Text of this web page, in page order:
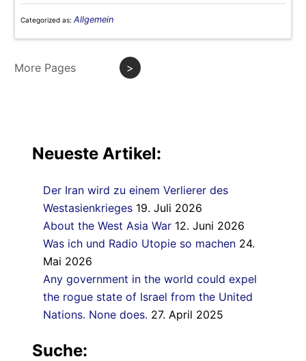
Categorized as: Allgemein
More Pages >
Neueste Artikel:
Der Iran wird zu einem Verlierer des
Westasienkrieges 19. Juli 2026
About the West Asia War 12. Juni 2026
Was ich und Radio Utopie so machen 24.
Mai 2026
Any government in the world could expel
the rogue state of Israel from the United
Nations. None does. 27. April 2025
Suche: